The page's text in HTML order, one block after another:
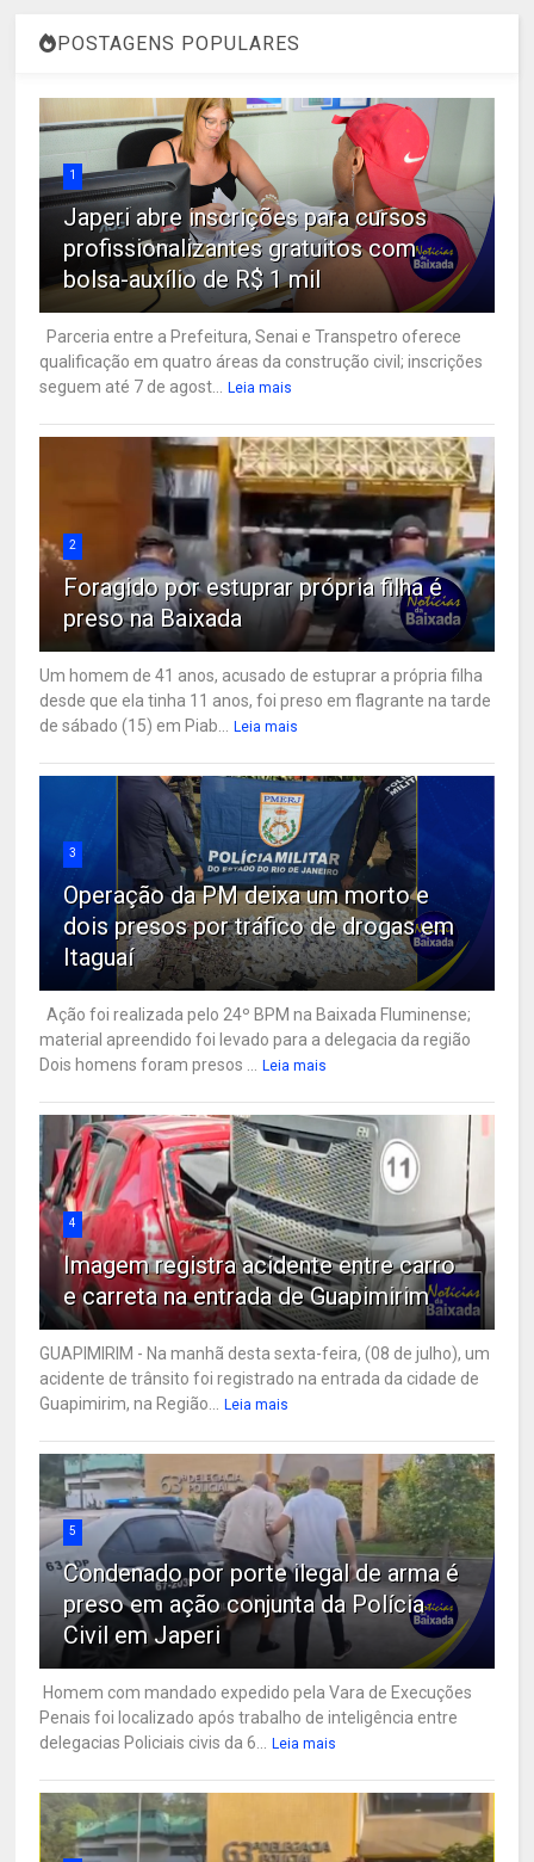
POSTAGENS POPULARES
1
Japeri abre inscrições para cursos
profissionalizantes gratuitos com
bolsa-auxílio de R$ 1 mil
Parceria entre a Prefeitura, Senai e Transpetro oferece
qualificação em quatro áreas da construção civil; inscrições
seguem até 7 de agost...
Leia mais
2
Foragido por estuprar própria filha é
preso na Baixada
Um homem de 41 anos, acusado de estuprar a própria filha
desde que ela tinha 11 anos, foi preso em flagrante na tarde
de sábado (15) em Piab...
Leia mais
3
Operação da PM deixa um morto e
dois presos por tráfico de drogas em
Itaguaí
Ação foi realizada pelo 24º BPM na Baixada Fluminense;
material apreendido foi levado para a delegacia da região
Dois homens foram presos ...
Leia mais
4
Imagem registra acidente entre carro
e carreta na entrada de Guapimirim
GUAPIMIRIM - Na manhã desta sexta-feira, (08 de julho), um
acidente de trânsito foi registrado na entrada da cidade de
Guapimirim, na Região...
Leia mais
5
Condenado por porte ilegal de arma é
preso em ação conjunta da Polícia
Civil em Japeri
Homem com mandado expedido pela Vara de Execuções
Penais foi localizado após trabalho de inteligência entre
delegacias Policiais civis da 6...
Leia mais